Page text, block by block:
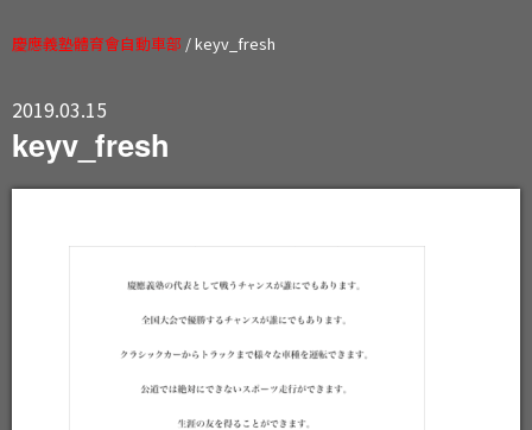
慶應義塾體育會自動車部 /keyv_fresh
2019.03.15
keyv_fresh